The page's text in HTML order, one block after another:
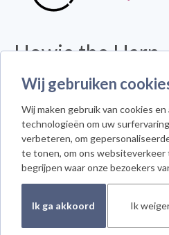
Wij gebruiken
Wij maken gebruik van cookies
technologieën om uw
verbeteren, om
te tonen, om ons websiteverkeer
begrijpen waar onze bezoekers
Ik ga akkoord Ik
Howie the Harp
© 2026 - Alle rechten voorbehouden
Cookie instellingen
Meld je aan voor de